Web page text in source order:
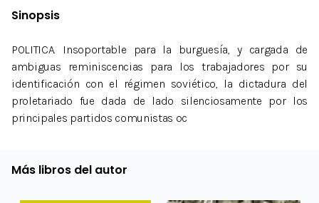
Sinopsis
POLITICA. Insoportable para la burguesía, y cargada de
ambiguas reminiscencias para los trabajadores por su
identificación con el régimen soviético, la dictadura del
proletariado fue dada de lado silenciosamente por los
principales partidos comunistas oc
Más libros del autor